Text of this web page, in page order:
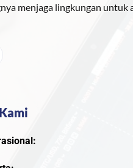
menjaga lingkungan untuk